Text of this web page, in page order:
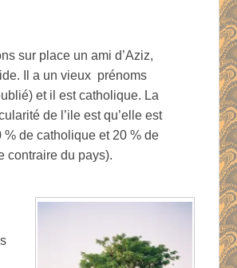
sur place un ami d’Aziz,
Il a un vieux prénoms
et il est catholique. La
de l’ile est qu’elle est
% de catholique et 20 % de
contraire du pays).